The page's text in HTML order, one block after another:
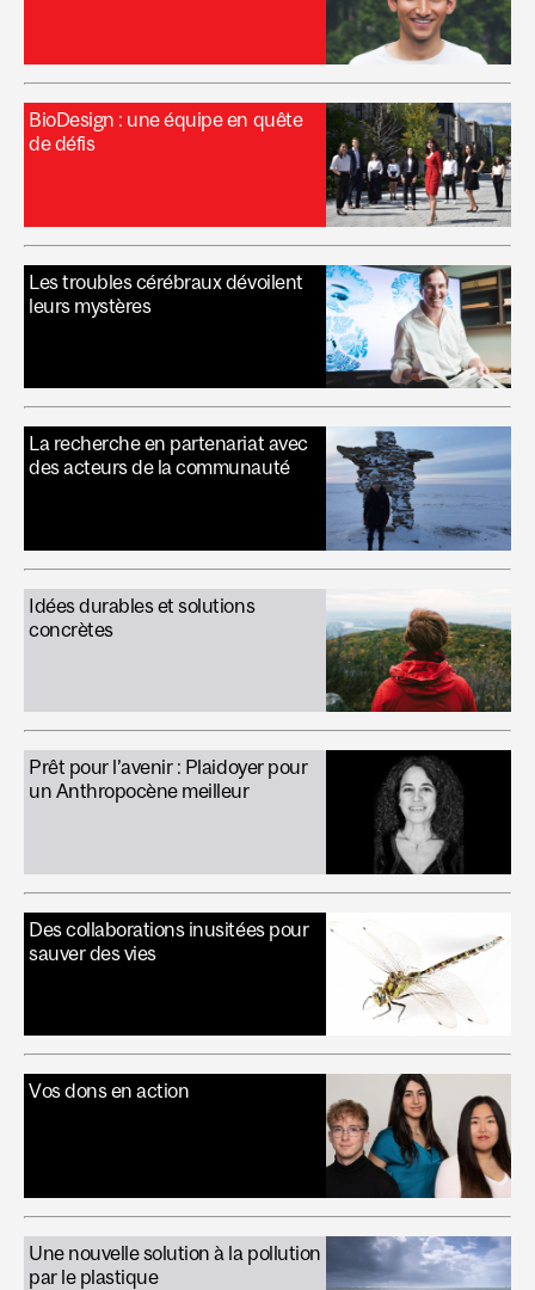
BioDesign : une équipe en quête
de défis
Les troubles cérébraux dévoilent
leurs mystères
La recherche en partenariat avec
des acteurs de la communauté
Idées durables et solutions
concrètes
Prêt pour l’avenir : Plaidoyer pour
un Anthropocène meilleur
Des collaborations inusitées pour
sauver des vies
Vos dons en action
Une nouvelle solution à la pollution
par le plastique